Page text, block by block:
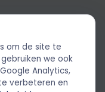
om de site te
we ook
Analytics,
verbeteren en